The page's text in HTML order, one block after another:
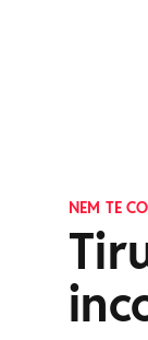
NEM TE